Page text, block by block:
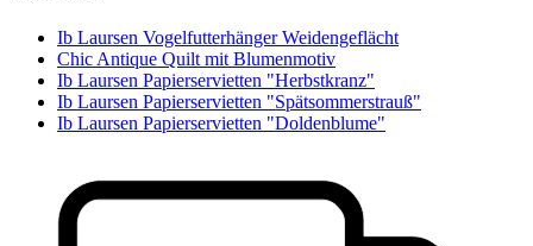
Ib Laursen Vogelfutterhänger Weidengeflächt
Chic Antique Quilt mit Blumenmotiv
Ib Laursen Papierservietten "Herbstkranz"
Ib Laursen Papierservietten "Spätsommerstrauß"
Ib Laursen Papierservietten "Doldenblume"